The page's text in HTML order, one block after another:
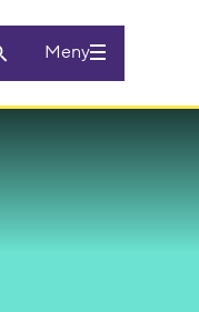
Meny